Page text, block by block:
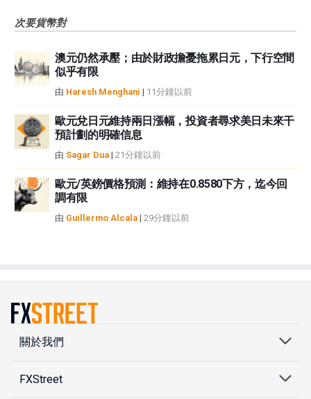
次要貨幣對
澳元仍然承壓；由於財政擔憂拖累日元，下行空間
似乎有限
由 Haresh Menghani | 11分鐘以前
歐元兌日元維持兩日漲幅，投資者尋求美日未來干
預計劃的明確信息
由 Sagar Dua | 21分鐘以前
歐元/英鎊價格預測：維持在0.8580下方，迄今回
調有限
由 Guillermo Alcala | 29分鐘以前
關於我們
FXStreet